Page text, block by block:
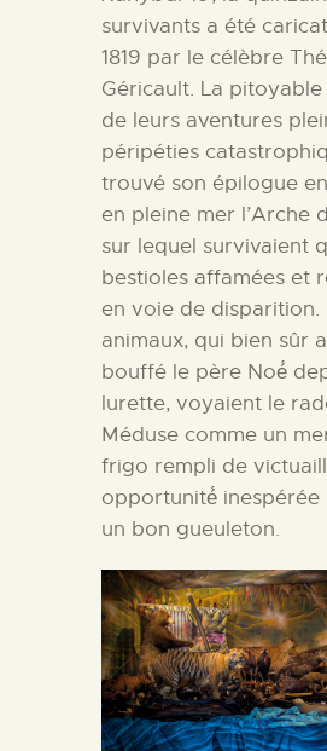
survivants a été
1819 par le célèbre
Géricault. La
de leurs aventures
péripéties
trouvé son épilogue
en pleine mer l’Arche
sur lequel survivaient
bestioles affamées et
en voie de disparition.
animaux, qui bien sûr
bouffé le père Noé́
lurette, voyaient le
Méduse comme un
frigo rempli de
opportunité́ inespérée
un bon gueuleton.